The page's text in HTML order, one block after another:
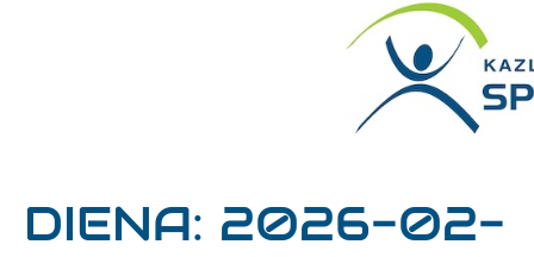
DIENA: 2026-02-